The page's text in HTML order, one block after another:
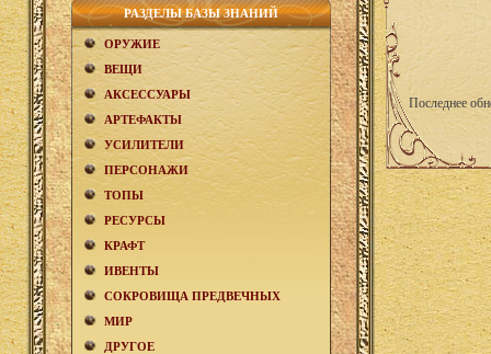
РАЗДЕЛЫ БАЗЫ ЗНАНИЙ
ОРУЖИЕ
ВЕЩИ
АКCЕСCУАРЫ
АРТЕФАКТЫ
УСИЛИТЕЛИ
ПЕРСОНАЖИ
ТОПЫ
РЕСУРСЫ
КРАФТ
ИВЕНТЫ
СОКРОВИЩА ПРЕДВЕЧНЫХ
МИР
ДРУГОЕ
Последнее